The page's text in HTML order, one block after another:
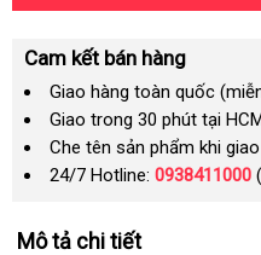
Cam kết bán hàng
Giao hàng toàn quốc
Giao trong 30 phút tại
Che tên sản phẩm khi
24/7 Hotline: 0938411000
Mô tả chi tiết